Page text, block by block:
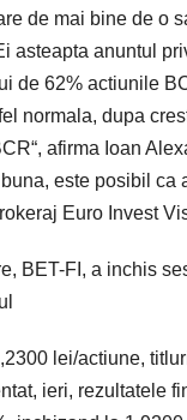
de mai bine de o
asteapta anuntul
de 62% actiunile
normala, dupa
afirma Ioan
este posibil
Euro Invest
BET-FI, a inchis
lei/actiune,
ieri, rezultatele